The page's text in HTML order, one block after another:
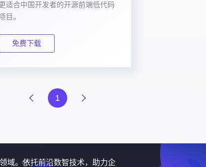
适合中国开发者的开源前端低代码
目。
免费下载
1
域。依托前沿数智技术，助力企